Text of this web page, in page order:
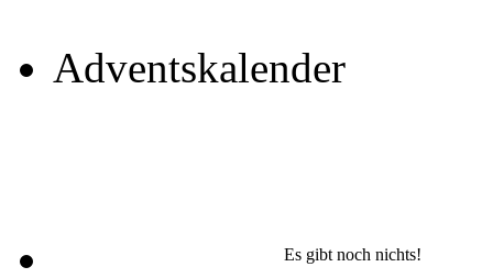
Adventskalender
Es gibt noch nichts!